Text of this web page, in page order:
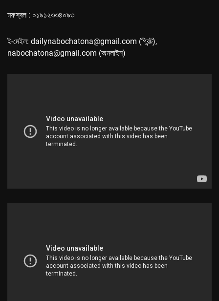
মফস্বল : ০১৯১২৩৩৪০৯৩
ই-মেইল: dailynabochatona@gmail.com (প্রিন্ট),
nabochatona@gmail.com (অনলাইন)